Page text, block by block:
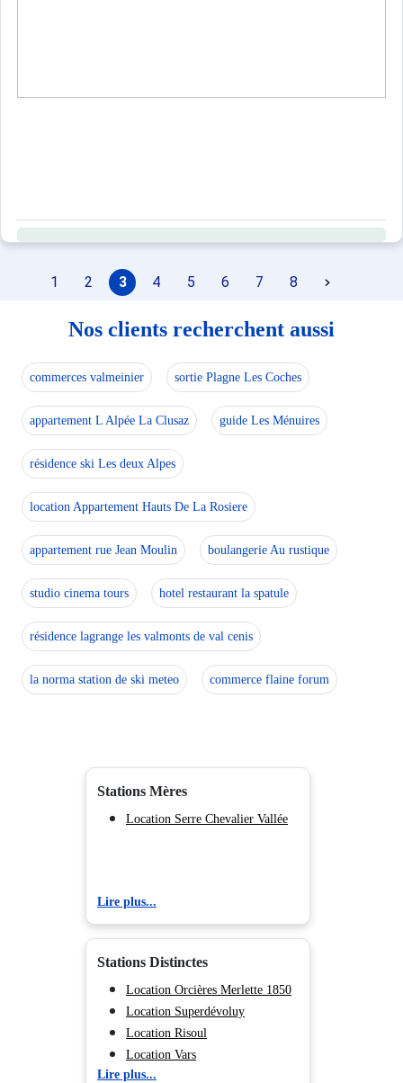
1 2 3 4 5 6 7 8
Nos clients recherchent aussi
commerces valmeinier sortie Plagne Les Coches
appartement L Alpée La Clusaz guide Les Ménuires
résidence ski Les deux Alpes
location Appartement Hauts De La Rosiere
appartement rue Jean Moulin boulangerie Au rustique
studio cinema tours hotel restaurant la spatule
résidence lagrange les valmonts de val cenis
la norma station de ski meteo commerce flaine forum
Stations Mères
Location Serre Chevalier Vallée
Lire plus...
Stations Distinctes
Location Orcières Merlette 1850
Location Superdévoluy
Location Risoul
Location Vars
Location Les Orres
Lire plus...